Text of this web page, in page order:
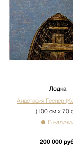
Лодка
Анастасия Геспер
(100 см х 70
В
200 000